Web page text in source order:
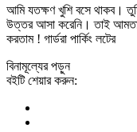
আমি যতক্ষণ খুশি বসে থাকব।
উত্তর আসা করেনি। তাই আমতা
করতাম ! গার্ডরা পার্কিং লটের
বিনামূল্যের পড়ুন
বইটি শেয়ার করুন: